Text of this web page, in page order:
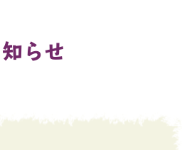
らせ